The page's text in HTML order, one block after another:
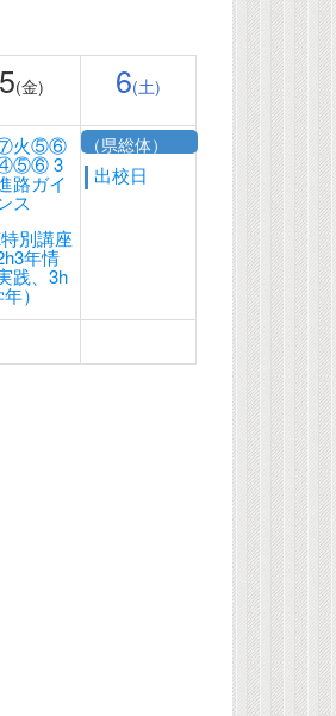
5(金) 6(土)
火⑤⑥
3
路ガイ
ス
別講座
年情
践、3h
）
（県総体）
出校日